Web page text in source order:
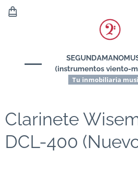
(instrumentos viento-
viento-metal)
Tu inmobiliaria
Clarinete
DCL-400